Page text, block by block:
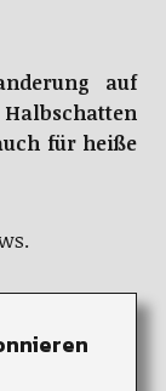
auf
für heiße